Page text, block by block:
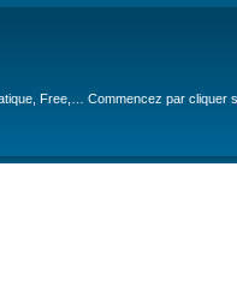
Free,… Commencez par